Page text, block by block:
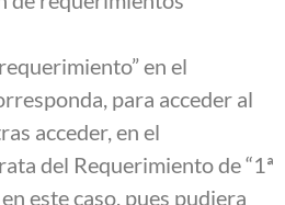
en el
para acceder al
acceder, en el
del Requerimiento de “1ª
este caso, pues pudiera